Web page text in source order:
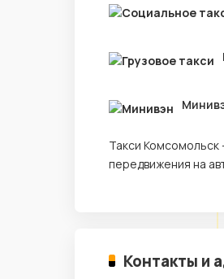
Такси Комсомольск
передвижения на
Контакты и